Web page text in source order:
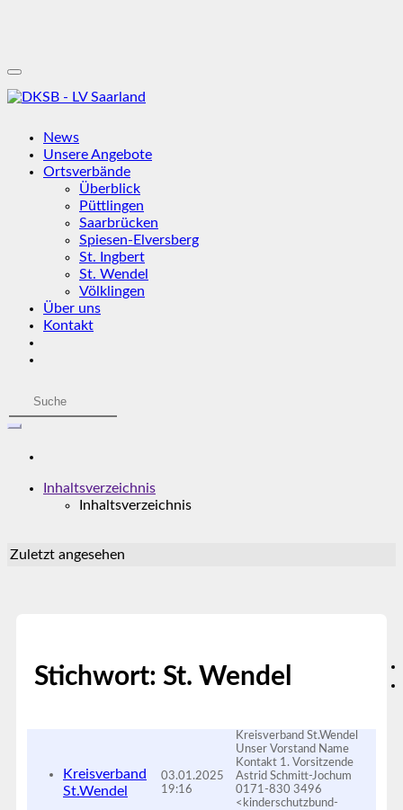
News
Unsere Angebote
Ortsverbände
Überblick
Püttlingen
Saarbrücken
Spiesen-Elversberg
St. Ingbert
St. Wendel
Völklingen
Über uns
Kontakt
Inhaltsverzeichnis
Inhaltsverzeichnis
Zuletzt angesehen
Stichwort: St. Wendel
Kreisverband
St.Wendel
03.01.2025
19:16
Kreisverband St.Wendel
Unser Vorstand Name
Kontakt 1. Vorsitzende
Astrid Schmitt-Jochum
0171-830 3496
<kinderschutzbund-